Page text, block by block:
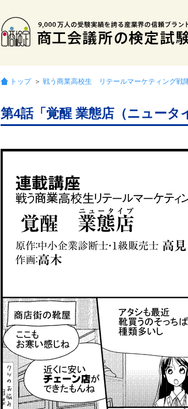
トップ ＞ 戦う商業高校生 リテールマーケティング戦
第4話「覚醒 業態店（ニュータ